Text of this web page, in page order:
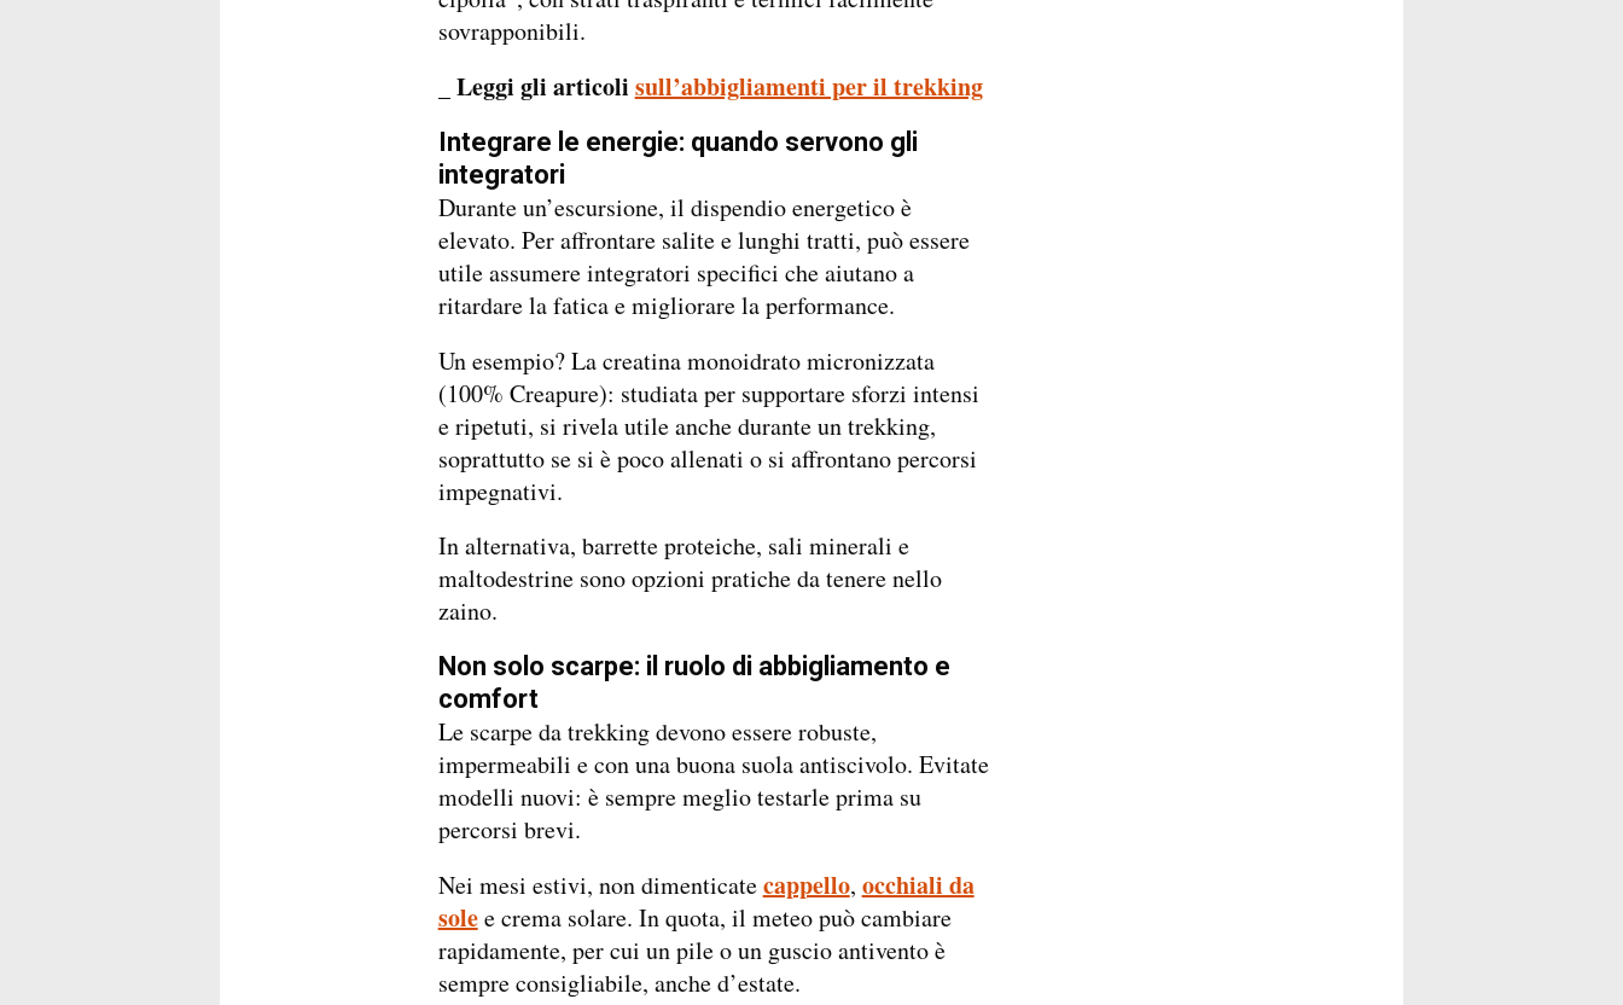
sovrapponibili.
_ Leggi gli articoli sull’abbigliamenti per il trekking
Integrare le energie: quando servono gli
integratori
Durante un’escursione, il dispendio energetico è
elevato. Per affrontare salite e lunghi tratti, può essere
utile assumere integratori specifici che aiutano a
ritardare la fatica e migliorare la performance.
Un esempio? La creatina monoidrato micronizzata
(100% Creapure): studiata per supportare sforzi intensi
e ripetuti, si rivela utile anche durante un trekking,
soprattutto se si è poco allenati o si affrontano percorsi
impegnativi.
In alternativa, barrette proteiche, sali minerali e
maltodestrine sono opzioni pratiche da tenere nello
zaino.
Non solo scarpe: il ruolo di abbigliamento e
comfort
Le scarpe da trekking devono essere robuste,
impermeabili e con una buona suola antiscivolo. Evitate
modelli nuovi: è sempre meglio testarle prima su
percorsi brevi.
Nei mesi estivi, non dimenticatecappello, occhiali da
solee crema solare. In quota, il meteo può cambiare
rapidamente, per cui un pile o un guscio antivento è
sempre consigliabile, anche d’estate.